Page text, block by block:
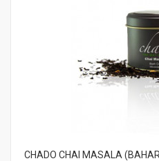
CHADO CHAI MASALA